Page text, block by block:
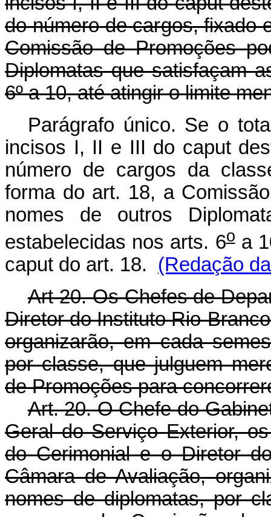
do número de cargos, fixado
Comissão de Promoções
Diplomatas que satisfaçam
6º a 10, até atingir o limite
Parágrafo único. Se o
incisos I, II e III do caput
número de cargos da
forma do art. 18, a
nomes de outros
estabelecidas nos arts. 6oa
caput do art. 18. (Redação
Art 20. Os Chefes de
Diretor do Instituto Rio-
organizarão, em cada
por classe, que julguem
de Promoções para
Art. 20. O Chefe do
Geral do Serviço Exterior,
do Cerimonial e o Diretor
Câmara de Avaliação,
nomes de diplomatas, por